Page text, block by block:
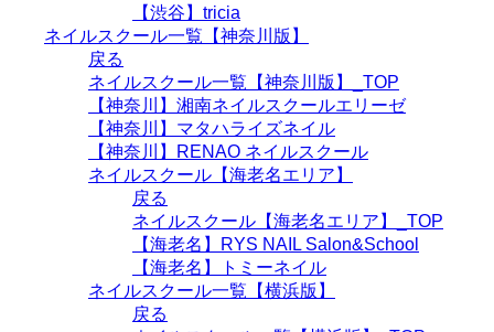
【渋谷】tricia
ネイルスクール一覧【神奈川版】
戻る
ネイルスクール一覧【神奈川版】_TOP
【神奈川】湘南ネイルスクールエリーゼ
【神奈川】マタハライズネイル
【神奈川】RENAO ネイルスクール
ネイルスクール【海老名エリア】
戻る
ネイルスクール【海老名エリア】_TOP
【海老名】RYS NAIL Salon&School
【海老名】トミーネイル
ネイルスクール一覧【横浜版】
戻る